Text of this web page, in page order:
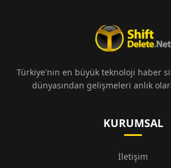
Türkiye'nin en büyük teknoloji haber
dünyasından gelişmeleri anlık
KURUMSAL
İletişim